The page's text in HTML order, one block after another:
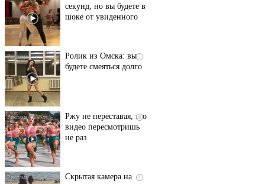
секунд, но вы будете в
шоке от увиденного
i
Ролик из Омска: вы
будете смеяться долго
i
Ржу не переставая, это
видео пересмотришь
не раз
i
Скрытая камера на